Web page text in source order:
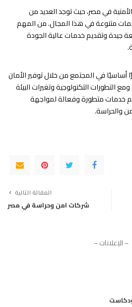
في مصر، حيث توجد العديد من
متنوعة في هذا المجال. من المهم
جيدة وتقديم خدمات عالية الجودة
أساسيًا في المجتمع من خلال توفير الأمان
التطورات التكنولوجية وتغيرات البيئة
خدمات متطورة وفعالة لمواجهة
والحراسة.
المقالة التالية
شركات امن وحراسة في مصر
– الإعلانات –